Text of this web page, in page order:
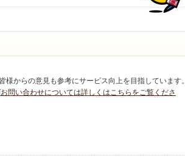
からの意見も参考にサービス向上を目指しています。
お問い合わせについては詳しくはこちらをご覧くださ